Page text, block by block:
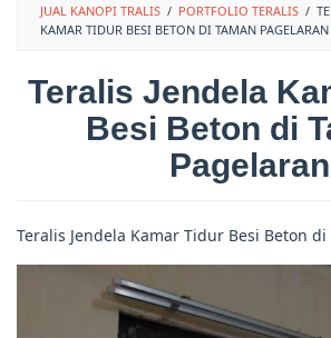
JUAL KANOPI TRALIS / PORTFOLIO TERALIS /
KAMAR TIDUR BESI BETON DI TAMAN PAGELARAN
Teralis Jendela
Besi Beton di
Pagelaran
Teralis Jendela Kamar Tidur Besi Beton